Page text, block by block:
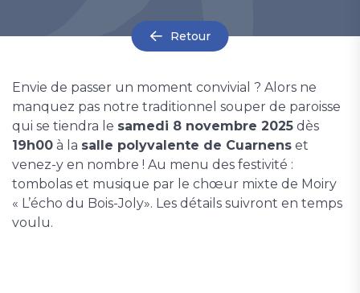
Retour
Envie de passer un moment convivial ? Alors ne
manquez pas notre traditionnel souper de paroisse
qui se tiendra le samedi 8 novembre 2025 dès
19h00 à la salle polyvalente de Cuarnens et
venez-y en nombre ! Au menu des festivité :
tombolas et musique par le chœur mixte de Moiry
« L’écho du Bois-Joly». Les détails suivront en temps
voulu.